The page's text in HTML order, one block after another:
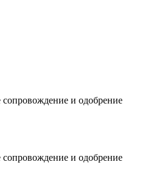
и одобрение
и одобрение